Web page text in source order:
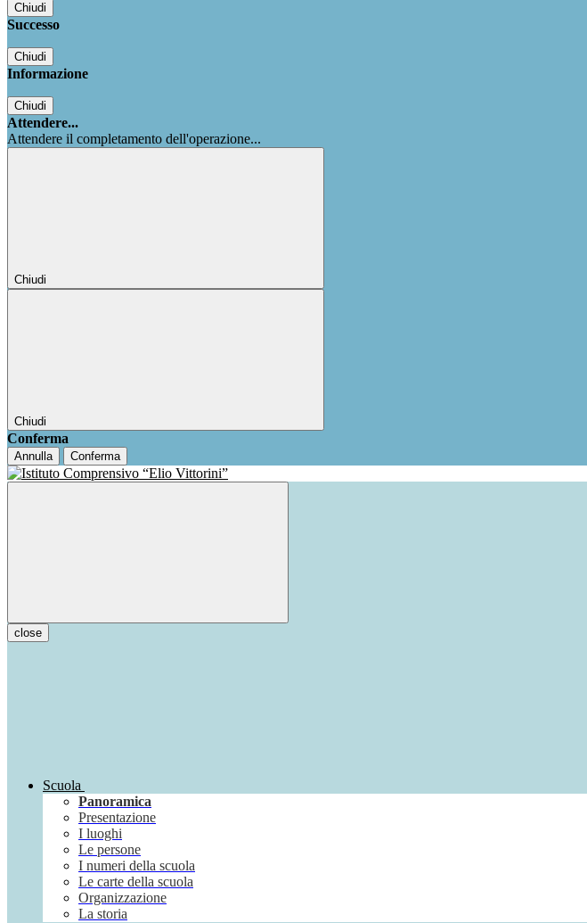
Chiudi
Successo
Chiudi
Informazione
Chiudi
Attendere...
Attendere il completamento dell'operazione...
Chiudi
Chiudi
Conferma
Annulla Conferma
close
Scuola
Panoramica
Presentazione
I luoghi
Le persone
I numeri della scuola
Le carte della scuola
Organizzazione
La storia